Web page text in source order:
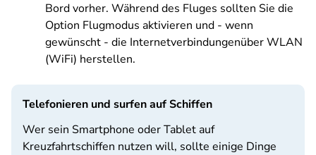
Bord vorher. Während des Fluges sollten Sie die
Option Flugmodus aktivieren und - wenn
gewünscht - die Internetverbindungenüber WLAN
(WiFi) herstellen.
Telefonieren und surfen auf Schiffen
Wer sein Smartphone oder Tablet auf
Kreuzfahrtschiffen nutzen will, sollte einige Dinge